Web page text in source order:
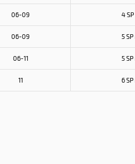
06-09 4
06-09 5
06-11 5
11 6